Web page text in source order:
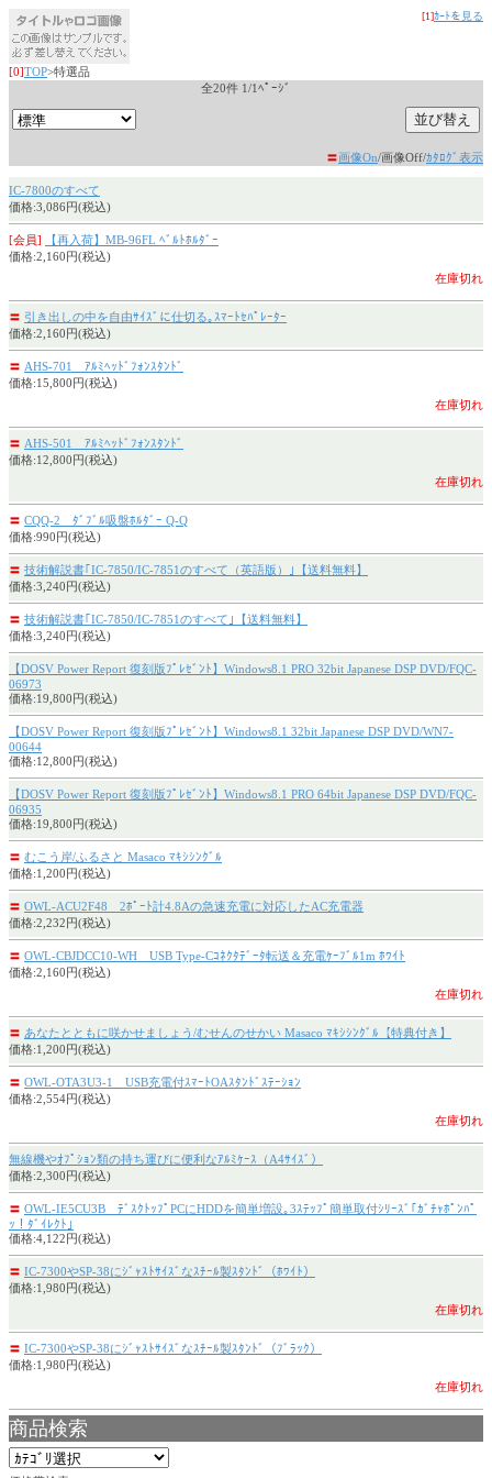
[1]ｶｰﾄを見る
[0]TOP>特選品
全20件 1/1ﾍﾟｰｼﾞ
〓画像On/画像Off/ｶﾀﾛｸﾞ表示
IC-7800のすべて
価格:3,086円(税込)
[会員]
【再入荷】MB-96FL ﾍﾞﾙﾄﾎﾙﾀﾞｰ
価格:2,160円(税込)
在庫切れ
〓 引き出しの中を自由ｻｲｽﾞに仕切る｡ｽﾏｰﾄｾﾊﾟﾚｰﾀｰ
価格:2,160円(税込)
〓 AHS-701 ｱﾙﾐﾍｯﾄﾞﾌｫﾝｽﾀﾝﾄﾞ
価格:15,800円(税込)
在庫切れ
〓 AHS-501 ｱﾙﾐﾍｯﾄﾞﾌｫﾝｽﾀﾝﾄﾞ
価格:12,800円(税込)
在庫切れ
〓 CQQ-2 ﾀﾞﾌﾞﾙ吸盤ﾎﾙﾀﾞｰ Q-Q
価格:990円(税込)
〓 技術解説書｢IC-7850/IC-7851のすべて（英語版）｣【送料無料】
価格:3,240円(税込)
〓 技術解説書｢IC-7850/IC-7851のすべて｣【送料無料】
価格:3,240円(税込)
【DOSV Power Report 復刻版ﾌﾟﾚｾﾞﾝﾄ】Windows8.1 PRO 32bit Japanese DSP DVD/FQC-
06973
価格:19,800円(税込)
【DOSV Power Report 復刻版ﾌﾟﾚｾﾞﾝﾄ】Windows8.1 32bit Japanese DSP DVD/WN7-
00644
価格:12,800円(税込)
【DOSV Power Report 復刻版ﾌﾟﾚｾﾞﾝﾄ】Windows8.1 PRO 64bit Japanese DSP DVD/FQC-
06935
価格:19,800円(税込)
〓 むこう岸/ふるさと Masaco ﾏｷｼｼﾝｸﾞﾙ
価格:1,200円(税込)
〓 OWL-ACU2F48 2ﾎﾟｰﾄ計4.8Aの急速充電に対応したAC充電器
価格:2,232円(税込)
〓 OWL-CBJDCC10-WH USB Type-Cｺﾈｸﾀﾃﾞｰﾀ転送＆充電ｹｰﾌﾞﾙ1m ﾎﾜｲﾄ
価格:2,160円(税込)
在庫切れ
〓 あなたとともに咲かせましょう/むせんのせかい Masaco ﾏｷｼｼﾝｸﾞﾙ【特典付き】
価格:1,200円(税込)
〓 OWL-OTA3U3-1 USB充電付ｽﾏｰﾄOAｽﾀﾝﾄﾞｽﾃｰｼｮﾝ
価格:2,554円(税込)
在庫切れ
無線機やｵﾌﾟｼｮﾝ類の持ち運びに便利なｱﾙﾐｹｰｽ（A4ｻｲｽﾞ）
価格:2,300円(税込)
〓 OWL-IE5CU3B ﾃﾞｽｸﾄｯﾌﾟPCにHDDを簡単増設｡3ｽﾃｯﾌﾟ簡単取付ｼﾘｰｽﾞ｢ｶﾞﾁｬﾎﾟﾝﾊﾟ
ｯ！ﾀﾞｲﾚｸﾄ｣
価格:4,122円(税込)
〓 IC-7300やSP-38にｼﾞｬｽﾄｻｲｽﾞなｽﾁｰﾙ製ｽﾀﾝﾄﾞ（ﾎﾜｲﾄ）
価格:1,980円(税込)
在庫切れ
〓 IC-7300やSP-38にｼﾞｬｽﾄｻｲｽﾞなｽﾁｰﾙ製ｽﾀﾝﾄﾞ（ﾌﾞﾗｯｸ）
価格:1,980円(税込)
在庫切れ
商品検索